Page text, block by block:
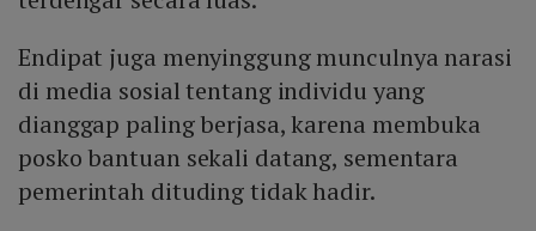
Endipat juga menyinggung munculnya narasi
di media sosial tentang individu yang
dianggap paling berjasa, karena membuka
posko bantuan sekali datang, sementara
pemerintah dituding tidak hadir.